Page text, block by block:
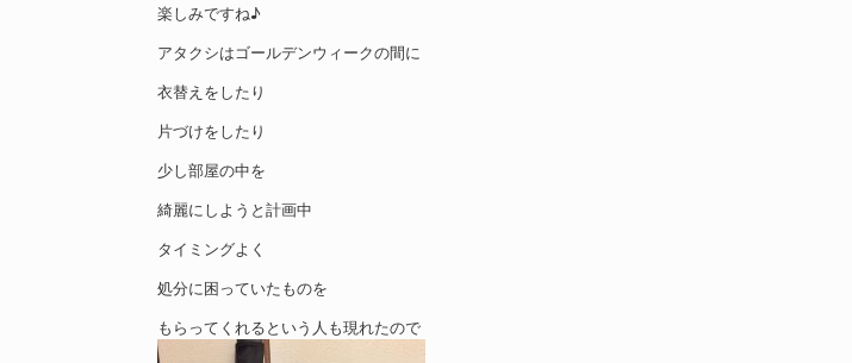
楽しみですね♪
アタクシはゴールデンウィークの間に
衣替えをしたり
片づけをしたり
少し部屋の中を
綺麗にしようと計画中
タイミングよく
処分に困っていたものを
もらってくれるという人も現れたので